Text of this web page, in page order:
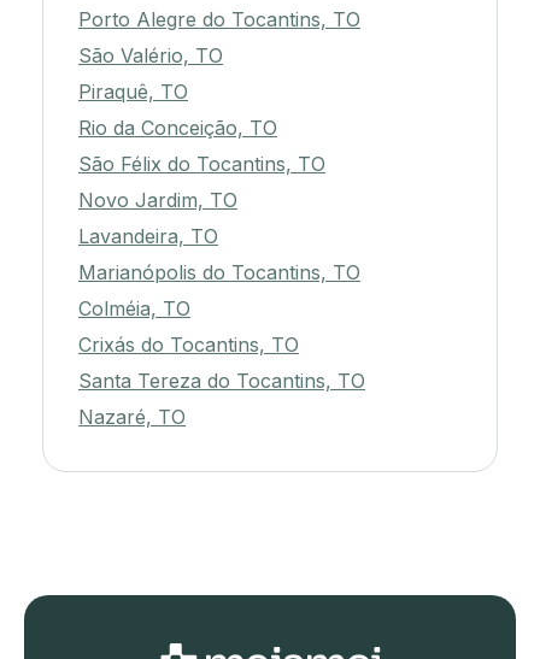
Porto Alegre do Tocantins, TO
São Valério, TO
Piraquê, TO
Rio da Conceição, TO
São Félix do Tocantins, TO
Novo Jardim, TO
Lavandeira, TO
Marianópolis do Tocantins, TO
Colméia, TO
Crixás do Tocantins, TO
Santa Tereza do Tocantins, TO
Nazaré, TO